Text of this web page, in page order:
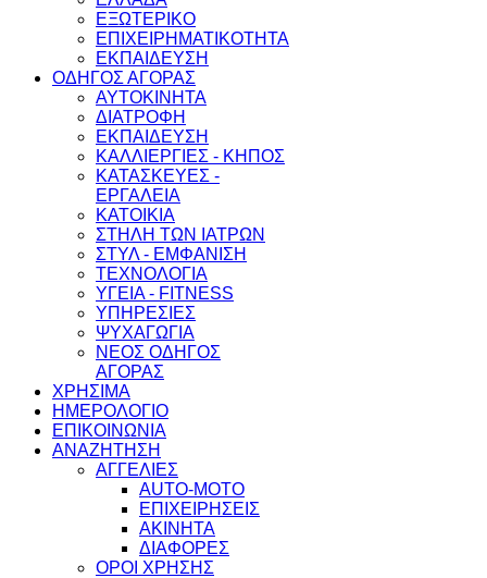
ΕΞΩΤΕΡΙΚΟ
ΕΠΙΧΕΙΡΗΜΑΤΙΚΟΤΗΤΑ
ΕΚΠΑΙΔΕΥΣΗ
ΟΔΗΓΟΣ ΑΓΟΡΑΣ
ΑΥΤΟΚΙΝΗΤΑ
ΔΙΑΤΡΟΦΗ
ΕΚΠΑΙΔΕΥΣΗ
ΚΑΛΛΙΕΡΓΙΕΣ - ΚΗΠΟΣ
ΚΑΤΑΣΚΕΥΕΣ -
ΕΡΓΑΛΕΙΑ
ΚΑΤΟΙΚΙΑ
ΣΤΗΛΗ ΤΩΝ ΙΑΤΡΩΝ
ΣΤΥΛ - ΕΜΦΑΝΙΣΗ
ΤΕΧΝΟΛΟΓΙΑ
ΥΓΕΙΑ - FITNESS
ΥΠΗΡΕΣΙΕΣ
ΨΥΧΑΓΩΓΙΑ
ΝΕΟΣ ΟΔΗΓΟΣ
ΑΓΟΡΑΣ
ΧΡΗΣΙΜΑ
ΗΜΕΡΟΛΟΓΙΟ
ΕΠΙΚΟΙΝΩΝΙΑ
ΑΝΑΖΗΤΗΣΗ
ΑΓΓΕΛΙΕΣ
AUTO-MOTO
ΕΠΙΧΕΙΡΗΣΕΙΣ
ΑΚΙΝΗΤΑ
ΔΙΑΦΟΡΕΣ
ΟΡΟΙ ΧΡΗΣΗΣ